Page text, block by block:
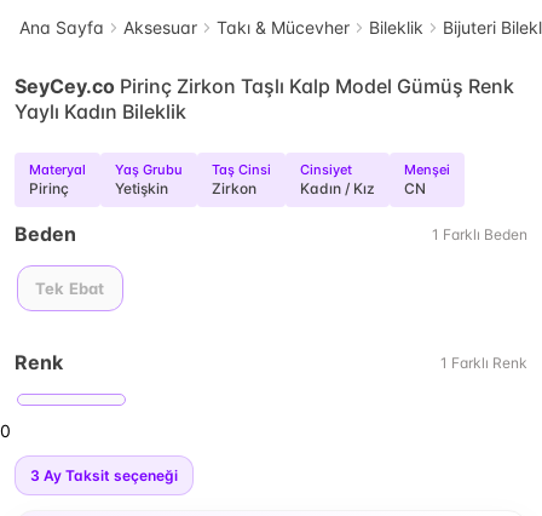
Ana Sayfa Aksesuar Takı & Mücevher Bileklik Bijuteri
SeyCey.co Pirinç Zirkon Taşlı Kalp Model Gümüş Renk
Yaylı Kadın Bileklik
Materyal
Pirinç
Yaş Grubu
Yetişkin
Taş Cinsi
Zirkon
Cinsiyet
Kadın / Kız
Menşei
CN
Beden 1 Farklı Beden
Tek Ebat
Renk 1 Farklı Renk
0
3 Ay Taksit seçeneği